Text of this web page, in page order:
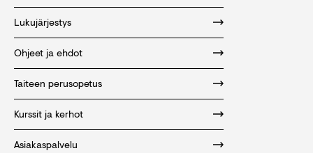
Lukujärjestys
Ohjeet ja ehdot
Taiteen perusopetus
Kurssit ja kerhot
Asiakaspalvelu